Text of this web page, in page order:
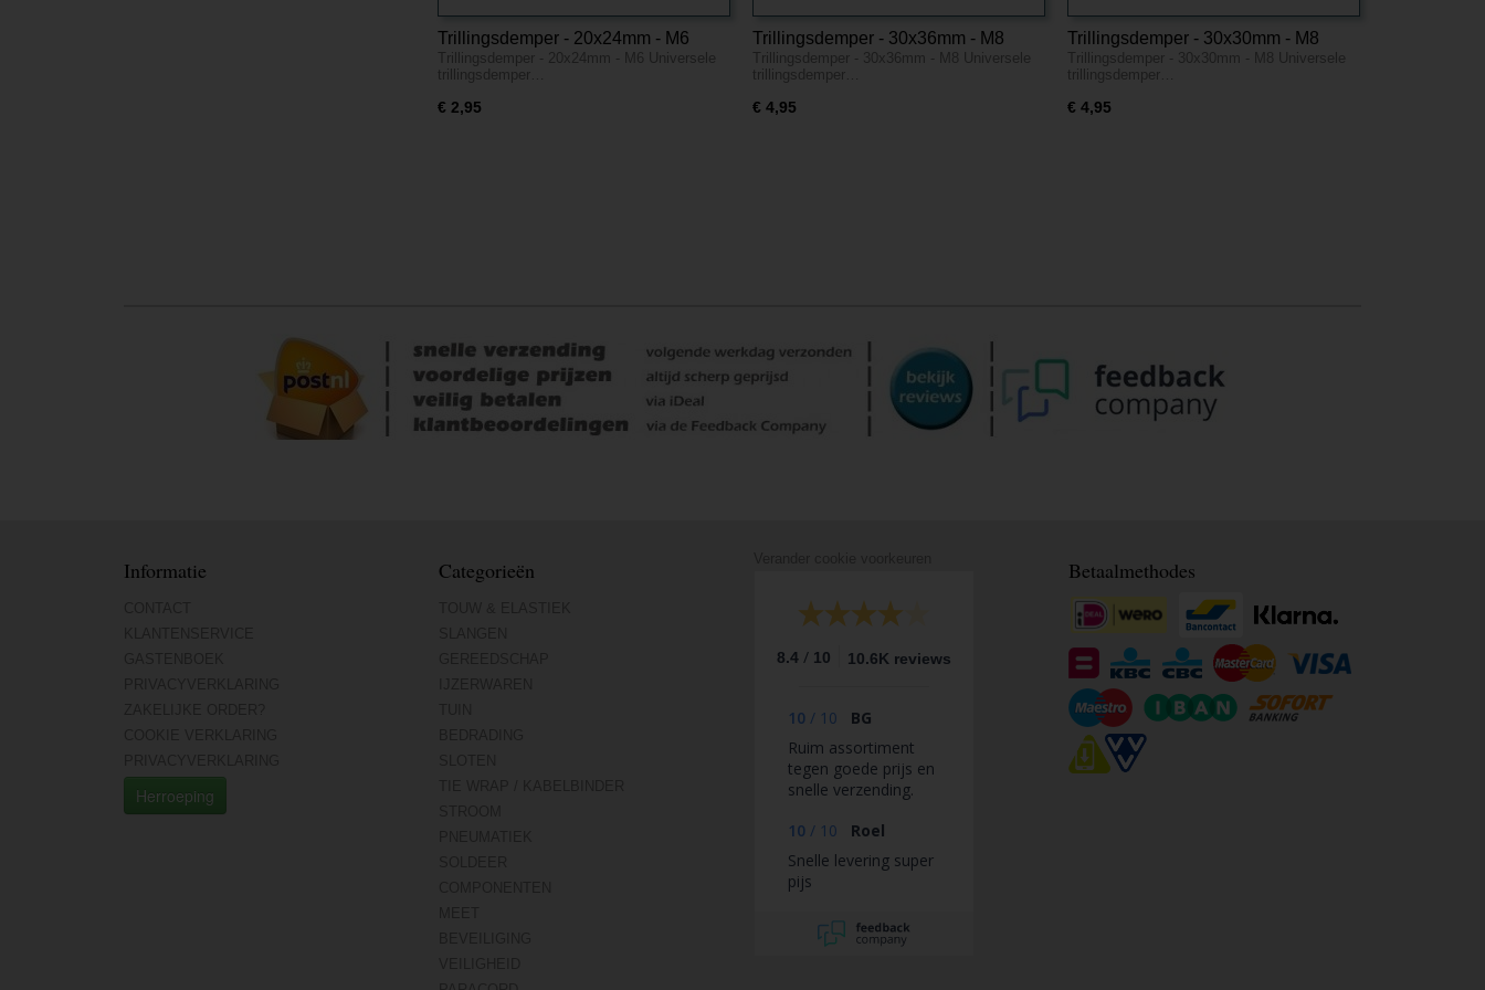
Trillingsdemper - 20x24mm - M6
Trillingsdemper - 20x24mm - M6 Universele
trillingsdemper…
€ 2,95
Trillingsdemper - 30x36mm - M8
Trillingsdemper - 30x36mm - M8 Universele
trillingsdemper…
€ 4,95
Trillingsdemper - 30x30mm - M8
Trillingsdemper - 30x30mm - M8 Universele
trillingsdemper…
€ 4,95
Informatie
Herroeping
Categorieën
8.4 / 10 10.6K reviews
10 / 10
BG
Ruim assortiment
tegen goede prijs en
snelle verzending.
10 / 10
Roel
Snelle levering super
pijs
Betaalmethodes